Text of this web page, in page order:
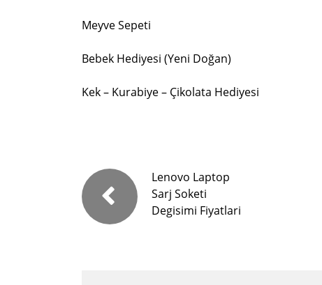
Meyve Sepeti
Bebek Hediyesi (Yeni Doğan)
Kek – Kurabiye – Çikolata Hediyesi
Lenovo Laptop
Sarj Soketi
Degisimi Fiyatlari